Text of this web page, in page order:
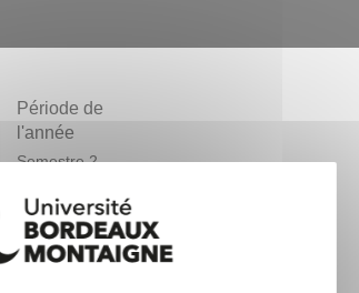
Période de
l'année
Semestre 2